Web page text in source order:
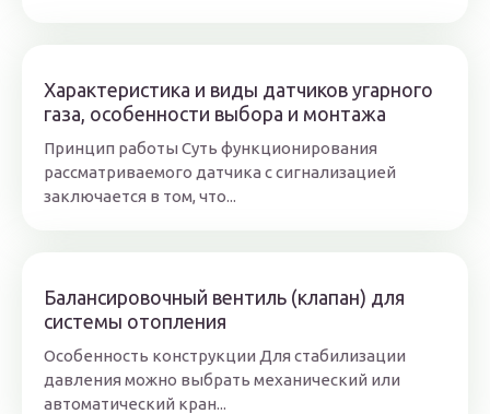
Характеристика и виды датчиков угарного
газа, особенности выбора и монтажа
Принцип работы Суть функционирования
рассматриваемого датчика с сигнализацией
заключается в том, что...
Балансировочный вентиль (клапан) для
системы отопления
Особенность конструкции Для стабилизации
давления можно выбрать механический или
автоматический кран...